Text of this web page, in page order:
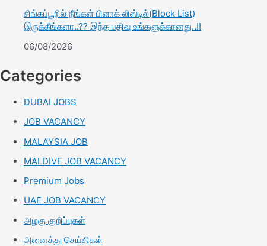
சிங்கப்பூரில் நீங்கள் பிளாக் லிஸ்டில்(Block List)
இருக்கீங்களா..?? இந்த பதிவு உங்களுக்கானது..!!
06/08/2026
Categories
DUBAI JOBS
JOB VACANCY
MALAYSIA JOB
MALDIVE JOB VACANCY
Premium Jobs
UAE JOB VACANCY
அழகு குறிப்புகள்
அனைத்து செய்திகள்